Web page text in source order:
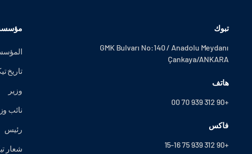
تبوك
GMK Bulvarı No:140 / Anadolu Meydanı
Çankaya/ANKARA
هاتف
+90 312 939 70 00
فاكس
+90 312 939 75 15-16
تاريخ
وزير
نائب
رئيس
شعار